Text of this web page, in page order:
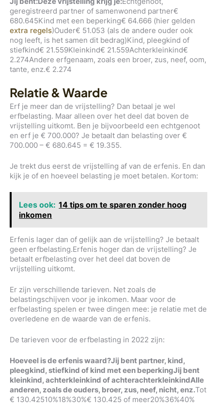
geregistreerd partner of samenwonend partner€
680.645Kind met een beperking€ 64.666 (hier gelden
extra regels)Ouder€ 51.053 (als de andere ouder ook
nog leeft, is het samen dit bedrag)Kind, pleegkind of
stiefkind€ 21.559Kleinkind€ 21.559Achterkleinkind€
2.274Andere erfgenaam, zoals een broer, zus, neef, oom,
tante, enz.€ 2.274
Relatie & Waarde
Erf je meer dan de vrijstelling? Dan betaal je wel
erfbelasting. Maar alleen over het deel dat boven de
vrijstelling uitkomt. Ben je bijvoorbeeld een echtgenoot
en erf je € 700.000? Je betaalt dan belasting over €
700.000 – € 680.645 = € 19.355.
Je trekt dus eerst de vrijstelling af van de erfenis. En dan
kijk je of en hoeveel belasting je moet betalen. Kortom:
Lees ook: 14 tips om te sparen zonder hoog
inkomen
Erfenis lager dan of gelijk aan de vrijstelling? Je betaalt
geen erfbelasting.Erfenis hoger dan de vrijstelling? Je
betaalt erfbelasting over het deel dat boven de
vrijstelling uitkomt.
Er zijn verschillende tarieven. Net zoals de
belastingschijven voor je inkomen. Maar voor de
erfbelasting spelen er twee dingen mee: je relatie met de
overledene en de waarde van de erfenis.
De tarieven voor de erfbelasting in 2022 zijn:
Hoeveel is de erfenis waard?Jij bent partner, kind,
pleegkind, stiefkind of kind met een beperkingJij bent
kleinkind, achterkleinkind of achterachterkleinkindAlle
anderen, zoals de ouders, broer, zus, neef, nicht, enz.Tot
€ 130.42510%18%30%€ 130.425 of meer20%36%40%